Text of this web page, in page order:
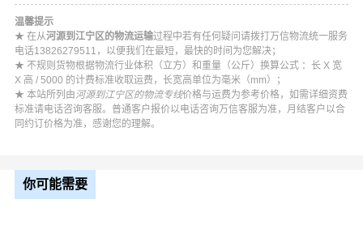
温馨提示
★ 在从河源到江宁区的物流运输过程中若有任何疑问请拨打万信物流统一服务
电话13826279511，以便我们在最短，最快的时间为您解决；
★ 不规则货物根据物流行业体积（立方）和重量（公斤）换算公式 ：长 X 宽
X 高 / 5000 的计费标准收取运费，长宽高单位为毫米（mm）；
★ 本站所列由河源到江宁区的物流专线价格与运费为参考价格，如需详细资费
标准请电话咨询客服。普通客户报价以电话咨询万信客服为准，月结客户以合
同约订价格为准，感谢您的理解。
你可能需要